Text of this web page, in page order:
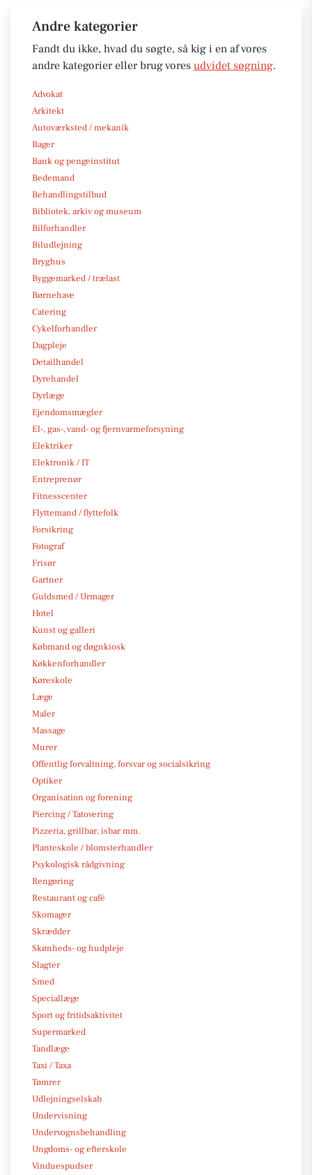
Andre kategorier
Fandt du ikke, hvad du søgte, så kig i en af vores
andre kategorier eller brug vores udvidet søgning.
Advokat
Arkitekt
Autoværksted / mekanik
Bager
Bank og pengeinstitut
Bedemand
Behandlingstilbud
Bibliotek, arkiv og museum
Bilforhandler
Biludlejning
Bryghus
Byggemarked / trælast
Børnehave
Catering
Cykelforhandler
Dagpleje
Detailhandel
Dyrehandel
Dyrlæge
Ejendomsmægler
El-, gas-, vand- og fjernvarmeforsyning
Elektriker
Elektronik / IT
Entreprenør
Fitnesscenter
Flyttemand / flyttefolk
Forsikring
Fotograf
Frisør
Gartner
Guldsmed / Urmager
Hotel
Kunst og galleri
Købmand og døgnkiosk
Køkkenforhandler
Køreskole
Læge
Maler
Massage
Murer
Offentlig forvaltning, forsvar og socialsikring
Optiker
Organisation og forening
Piercing / Tatovering
Pizzeria, grillbar, isbar mm.
Planteskole / blomsterhandler
Psykologisk rådgivning
Rengøring
Restaurant og café
Skomager
Skrædder
Skønheds- og hudpleje
Slagter
Smed
Speciallæge
Sport og fritidsaktivitet
Supermarked
Tandlæge
Taxi / Taxa
Tømrer
Udlejningselskab
Undervisning
Undervognsbehandling
Ungdoms- og efterskole
Vinduespudser